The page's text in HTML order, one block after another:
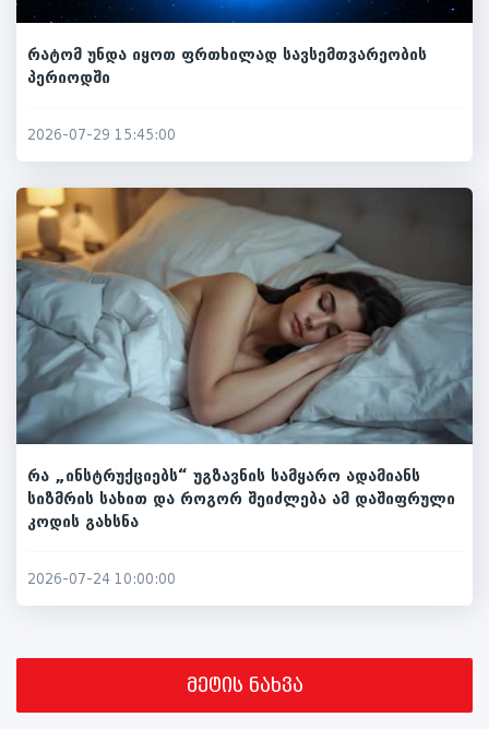
რატომ უნდა იყოთ ფრთხილად სავსემთვარეობის
პერიოდში
2026-07-29 15:45:00
რა „ინსტრუქციებს“ უგზავნის სამყარო ადამიანს
სიზმრის სახით და როგორ შეიძლება ამ დაშიფრული
კოდის გახსნა
2026-07-24 10:00:00
მეტის ნახვა